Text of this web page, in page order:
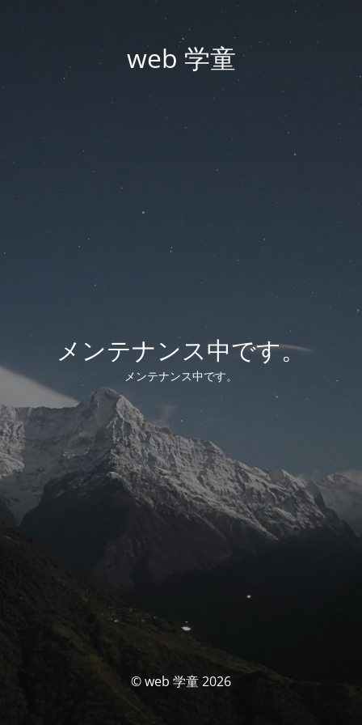
web 学童
メンテナンス中です。
メンテナンス中です。
© web 学童 2026